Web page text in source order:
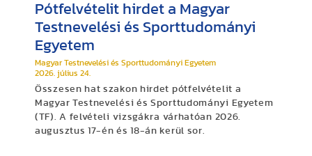
Pótfelvételit hirdet a Magyar
Testnevelési és Sporttudományi
Egyetem
Magyar Testnevelési és Sporttudományi Egyetem
2026. július 24.
Összesen hat szakon hirdet pótfelvételit a
Magyar Testnevelési és Sporttudományi Egyetem
(TF). A felvételi vizsgákra várhatóan 2026.
augusztus 17-én és 18-án kerül sor.